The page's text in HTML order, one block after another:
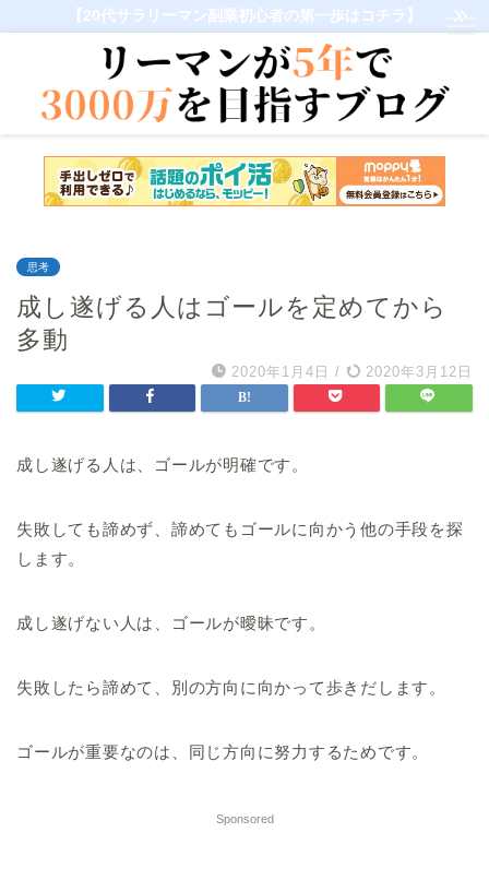
【20代サラリーマン副業初心者の第一歩はコチラ】
思考
成し遂げる人はゴールを定めてから
多動
2020年1月4日 / 2020年3月12日
成し遂げる人は、ゴールが明確です。
失敗しても諦めず、諦めてもゴールに向かう他の手段を探
します。
成し遂げない人は、ゴールが曖昧です。
失敗したら諦めて、別の方向に向かって歩きだします。
ゴールが重要なのは、同じ方向に努力するためです。
Sponsored